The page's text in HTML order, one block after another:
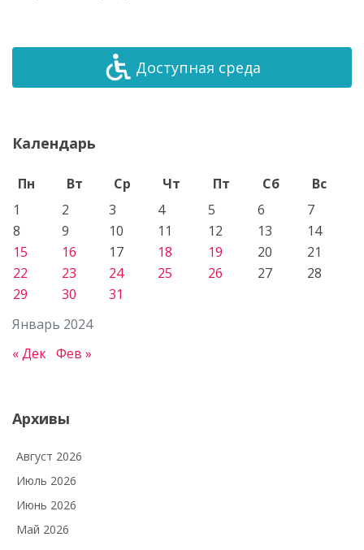
Доступная среда
Календарь
Январь 2024
Пн Вт Ср Чт Пт Сб
Вс
1
2 3 4 5 6
7
8
9 10 11 12 13
14
15
16 17 18 19 20
21
22
23 24 25 26 27
28
29
30 31
« Дек Фев »
Архивы
Август 2026
Июль 2026
Июнь 2026
Май 2026